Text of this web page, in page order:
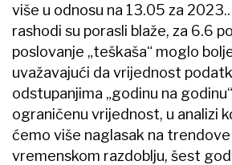
više u odnosu na 13.05 za
rashodi su porasli blaže, za 6.6
poslovanje „teškaša“ moglo
uvažavajući da vrijednost
odstupanjima „godinu na
ograničenu vrijednost, u analizi
ćemo više naglasak na
vremenskom razdoblju, šest